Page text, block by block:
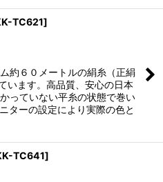
TC621]
約６０メートルの絹糸（正絹
います。高品質、安心の日本
っていない平糸の状態で巻い
ターの設定により実際の色と
TC641]